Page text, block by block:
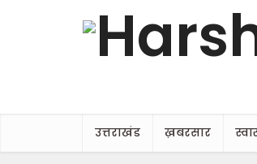
उत्तराखंड ख़बरसार